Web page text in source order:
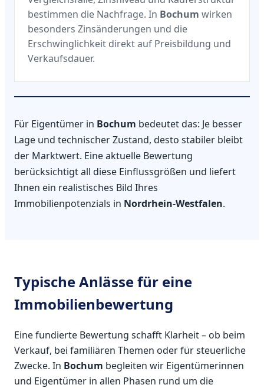
bestimmen die Nachfrage. In Bochum wirken
besonders Zinsänderungen und die
Erschwinglichkeit direkt auf Preisbildung und
Verkaufsdauer.
Für Eigentümer in Bochum bedeutet das: Je besser
Lage und technischer Zustand, desto stabiler bleibt
der Marktwert. Eine aktuelle Bewertung
berücksichtigt all diese Einflussgrößen und liefert
Ihnen ein realistisches Bild Ihres
Immobilienpotenzials in Nordrhein-Westfalen.
Typische Anlässe für eine
Immobilienbewertung
Eine fundierte Bewertung schafft Klarheit – ob beim
Verkauf, bei familiären Themen oder für steuerliche
Zwecke. In Bochum begleiten wir Eigentümerinnen
und Eigentümer in allen Phasen rund um die